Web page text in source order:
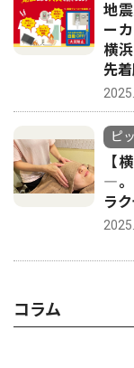
地
ー
横
先
ピ
【
―。
ラ
コラム